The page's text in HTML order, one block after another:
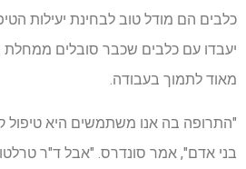
כלבים הם מודל טוב לבחינת יעילות
יעבדו עם כלבים שכבר סובלים ממחלת
מאוד לתמוך בעבודה.
"התרופה בה אנו משתמשים היא
בני אדם", אמר סונדרס. "אבל ד"ר